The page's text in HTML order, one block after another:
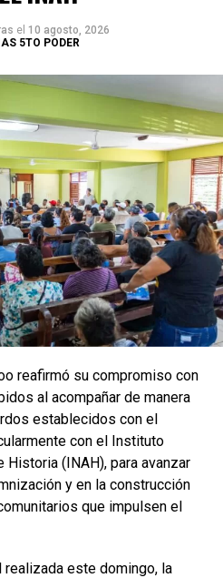
el 10 agosto, 2026
5TO PODER
reafirmó su compromiso con
al acompañar de manera
establecidos con el
con el Instituto
(INAH), para avanzar
y en la construcción
que impulsen el
realizada este domingo, la